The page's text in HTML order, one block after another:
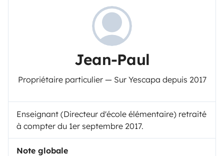
Jean-Paul
Propriétaire particulier — Sur Yescapa depuis 2017
Enseignant (Directeur d'école élémentaire) retraité
à compter du 1er septembre 2017.
Note globale